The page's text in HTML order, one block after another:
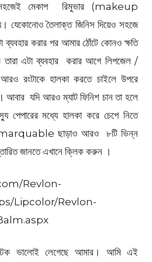
সহজেই মেকাপ রিমুভার (makeup
তৈলাক্ত জিনিস দিয়েও সহজে
করার পর আমার ঠোঁটে কোনও ক্ষতি
এটা ব্যবহার করার আগে লিপজেল /
রংটাকে হালকা করতে চাইলে উপরে
আবার যদি আরও ম্যাট ফিনিশ চান তা হলে
পেপারের মধ্যে হালকা করে চেপে নিতে
ছাড়াও আরও ৮টি ভিন্ন
জানতে এখানে ক্লিক করুন ।
Revlon-
Lipcolor/Revlon-
ভালোই লেগেছে আমার। আমি এই